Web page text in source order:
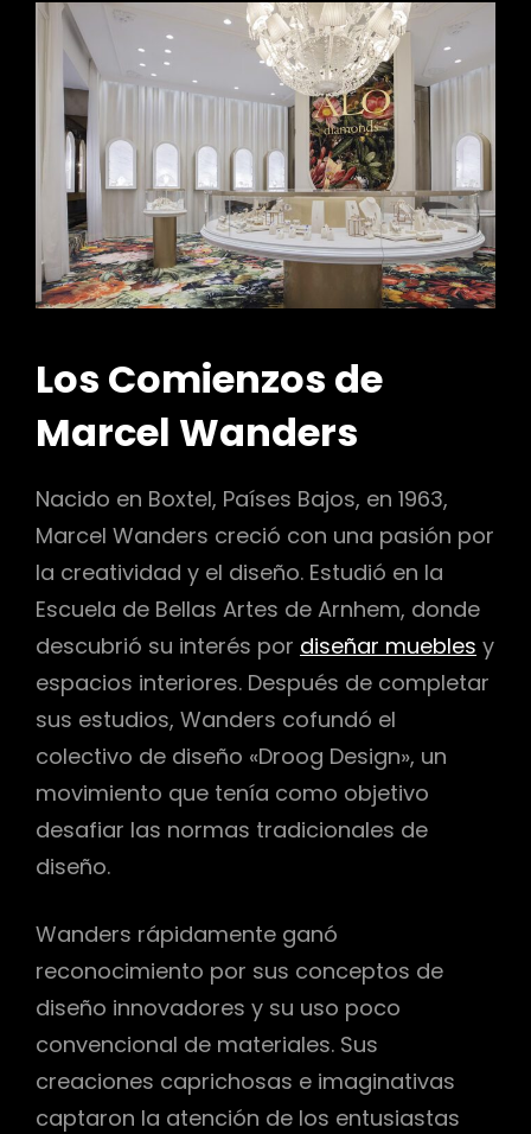
Los Comienzos de
Marcel Wanders
Nacido en Boxtel, Países Bajos, en 1963,
Marcel Wanders creció con una pasión por
la creatividad y el diseño. Estudió en la
Escuela de Bellas Artes de Arnhem, donde
descubrió su interés por diseñar muebles y
espacios interiores. Después de completar
sus estudios, Wanders cofundó el
colectivo de diseño «Droog Design», un
movimiento que tenía como objetivo
desafiar las normas tradicionales de
diseño.
Wanders rápidamente ganó
reconocimiento por sus conceptos de
diseño innovadores y su uso poco
convencional de materiales. Sus
creaciones caprichosas e imaginativas
captaron la atención de los entusiastas